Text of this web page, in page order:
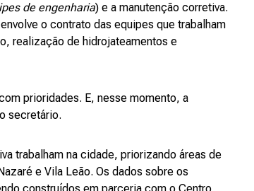
de engenharia) e a manutenção corretiva.
o contrato das equipes que trabalham
realização de hidrojateamentos e
prioridades. E, nesse momento, a
secretário.
trabalham na cidade, priorizando áreas de
e Vila Leão. Os dados sobre os